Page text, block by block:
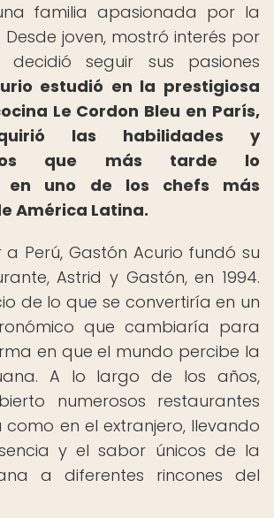
familia apasionada por la
joven, mostró interés por
seguir sus pasiones
estudió en la prestigiosa
Le Cordon Bleu en París,
las habilidades y
que más tarde lo
en uno de los chefs más
América Latina.
a Perú, Gastón Acurio fundó su
Astrid y Gastón, en 1994.
de lo que se convertiría en un
que cambiaría para
en que el mundo percibe la
A lo largo de los años,
numerosos restaurantes
como en el extranjero, llevando
y el sabor únicos de la
a diferentes rincones del